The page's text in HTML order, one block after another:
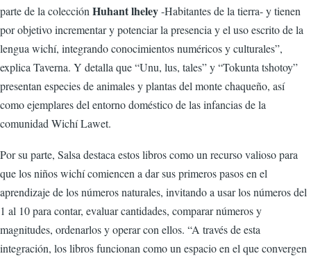
parte de la colección Huhant lheley-Habitantes de la tierra- y tienen
por objetivo incrementar y potenciar la presencia y el uso escrito de la
lengua wichí, integrando conocimientos numéricos y culturales”,
explica Taverna. Y detalla que “Unu, lus, tales” y “Tokunta tshotoy”
presentan especies de animales y plantas del monte chaqueño, así
como ejemplares del entorno doméstico de las infancias de la
comunidad Wichí Lawet.
Por su parte, Salsa destaca estos libros como un recurso valioso para
que los niños wichí comiencen a dar sus primeros pasos en el
aprendizaje de los números naturales, invitando a usar los números del
1 al 10 para contar, evaluar cantidades, comparar números y
magnitudes, ordenarlos y operar con ellos. “A través de esta
integración, los libros funcionan como un espacio en el que convergen